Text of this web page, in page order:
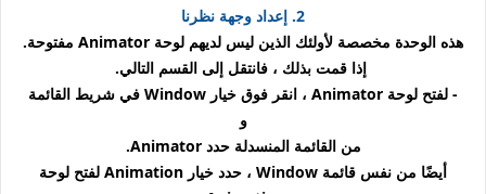
2. إعداد وجهة نظرنا
هذه الوحدة مخصصة لأولئك الذين ليس لديهم لوحة Animator مفتوحة.
إذا قمت بذلك ، فانتقل إلى القسم التالي.
- لفتح لوحة Animator ، انقر فوق خيار Window في شريط القائمة
و
من القائمة المنسدلة حدد Animator.
أيضًا من نفس قائمة Window ، حدد خيار Animation لفتح لوحة